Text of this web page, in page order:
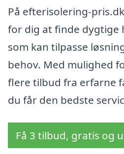
På efterisolering-
for dig at finde dygtige
som kan tilpasse
behov. Med mulighed
flere tilbud fra erfarne
du får den bedste
Få 3 tilbud, gratis og